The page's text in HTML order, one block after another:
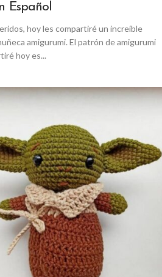
Español
hoy les compartiré un increíble
amigurumi. El patrón de amigurumi
hoy es...